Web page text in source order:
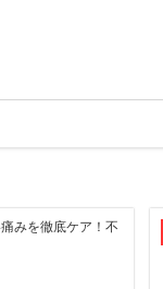
みを徹底ケア！不